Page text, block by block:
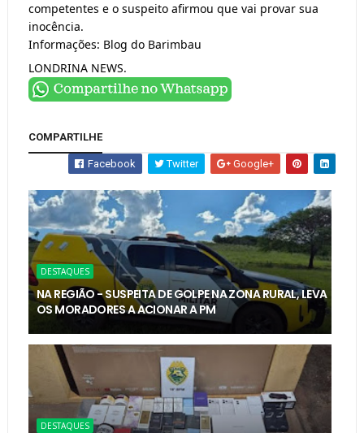
competentes e o suspeito afirmou que vai provar sua
inocência.
Informações: Blog do Barimbau
LONDRINA NEWS.
COMPARTILHE
Facebook Twitter Google+
DESTAQUES
NA REGIÃO - SUSPEITA DE GOLPE NA ZONA RURAL, LEVA
OS MORADORES A ACIONAR A PM
DESTAQUES